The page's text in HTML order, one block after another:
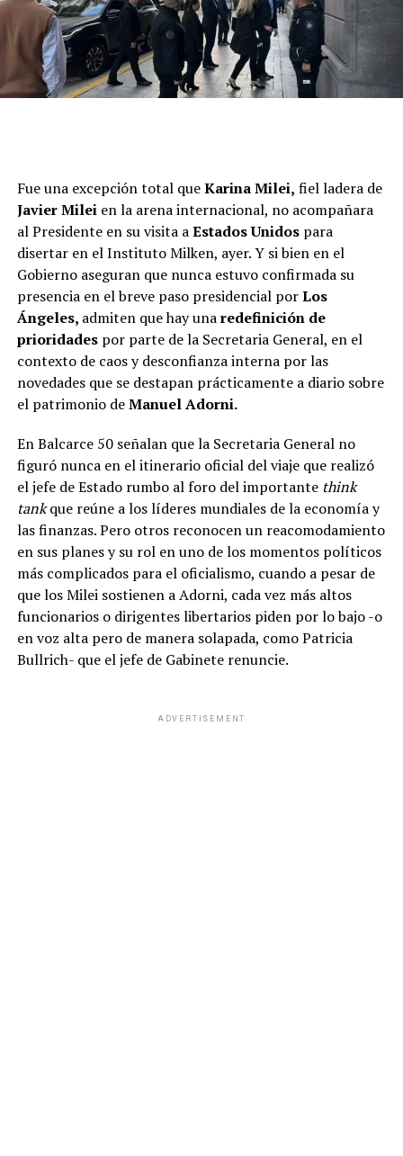
Fue una excepción total queKarina Milei, fiel ladera de
Javier Milei en la arena internacional, no acompañara
al Presidente en su visita aEstados Unidos para
disertar en el Instituto Milken, ayer. Y si bien en el
Gobierno aseguran que nunca estuvo confirmada su
presencia en el breve paso presidencial porLos
Ángeles, admiten que hay unaredefinición de
prioridades por parte de la Secretaria General, en el
contexto de caos y desconfianza interna por las
novedades que se destapan prácticamente a diario sobre
el patrimonio deManuel Adorni.
En Balcarce 50 señalan que la Secretaria General no
figuró nunca en el itinerario oficial del viaje que realizó
el jefe de Estado rumbo al foro del importante think
tankque reúne a los líderes mundiales de la economía y
las finanzas. Pero otros reconocen un reacomodamiento
en sus planes y su rol en uno de los momentos políticos
más complicados para el oficialismo, cuando a pesar de
que los Milei sostienen a Adorni, cada vez más altos
funcionarios o dirigentes libertarios piden por lo bajo -o
en voz alta pero de manera solapada, como Patricia
Bullrich- que el jefe de Gabinete renuncie.
ADVERTISEMENT